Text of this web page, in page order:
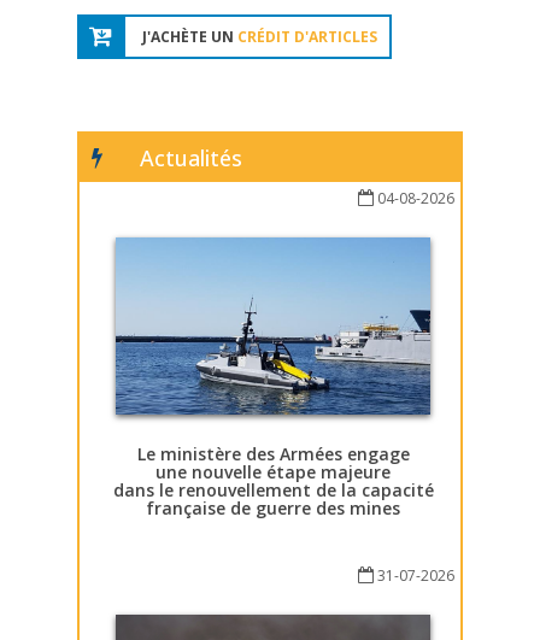
J'ACHÈTE UN CRÉDIT D'ARTICLES
Actualités
04-08-2026
Le ministère des Armées engage
une nouvelle étape majeure
dans le renouvellement de la capacité
française de guerre des mines
31-07-2026